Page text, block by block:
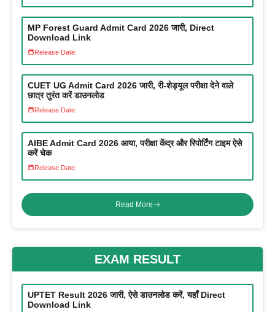
MP Forest Guard Admit Card 2026 जारी, Direct
Download Link
Release Date:
CUET UG Admit Card 2026 जारी, री-शेड्यूल परीक्षा देने वाले
छात्र तुरंत करें डाउनलोड
Release Date:
AIBE Admit Card 2026 आया, परीक्षा केंद्र और रिपोर्टिंग टाइम ऐसे
करें चेक
Release Date:
Read More
EXAM RESULT
UPTET Result 2026 जारी, ऐसे डाउनलोड करें, यहाँ Direct
Download Link